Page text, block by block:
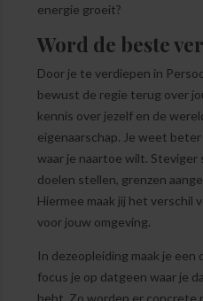
energie groeit?
Word de beste
Door je te verdiepen in
bewust de regie terug over
kennis over jezelf en de
eigenaarschap. Je weet
waar je naartoe wilt. Steviger
doelen stellen, grenzen
Hiermee maak jij het verschil
voor jouw omgeving.
In dezeopleiding maak je een
focus je op datgeen waar je
hebt. Zo worden er concrete